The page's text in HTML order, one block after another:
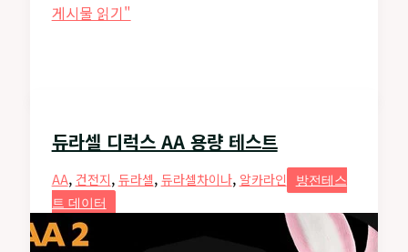
듀
AAA
용
량
테
스
게시물 읽기"
듀라셀 디럭스 AA 용량 테스트
AA, 건전지, 듀라셀, 듀라셀차이나, 알카라인
방전테스
트 데이터